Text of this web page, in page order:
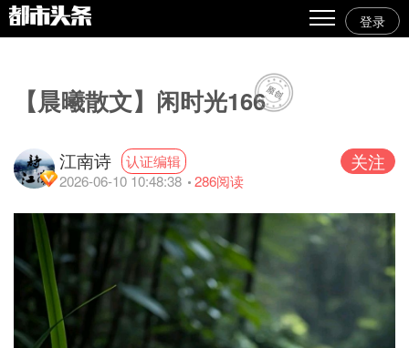
登录
原创
专栏
专题
人气
【晨曦散文】闲时光166
江南诗
认证编辑
2026-06-10 10:48:38
286阅读
关注